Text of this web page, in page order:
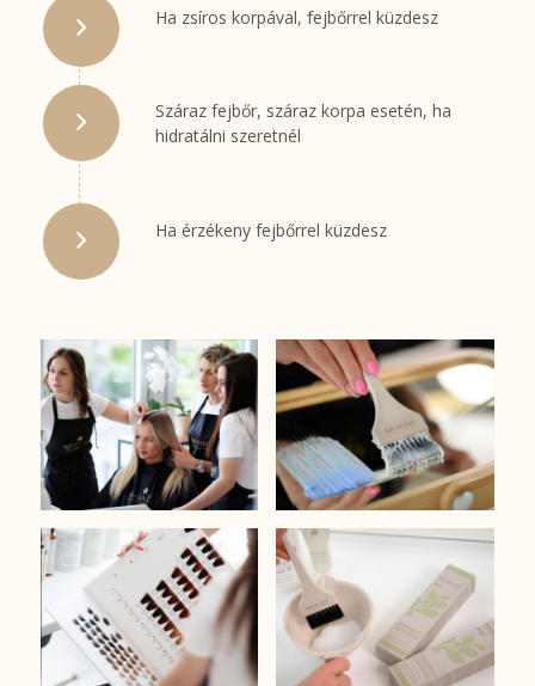
Ha zsíros korpával, fejbőrrel küzdesz
Száraz fejbőr, száraz korpa esetén, ha
hidratálni szeretnél
Ha érzékeny fejbőrrel küzdesz